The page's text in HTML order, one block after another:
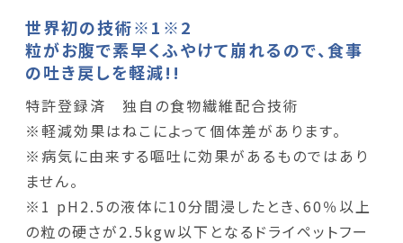
世界初の技術※1※2
粒がお腹で素早くふやけて崩れるので、食事
の吐き戻しを軽減!!
特許登録済 独自の食物繊維配合技術
※軽減効果はねこによって個体差があります。
※病気に由来する嘔吐に効果があるものではあり
ません。
※1 pH2.5の液体に10分間浸したとき、60％以上
の粒の硬さが2.5kgw以下となるドライペットフー